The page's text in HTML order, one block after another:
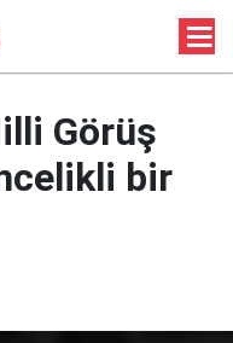
Görüş
bir